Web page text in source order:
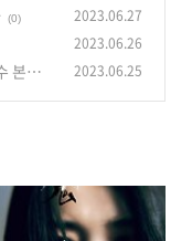
(0) 2023.06.27
2023.06.26
본능 2023.06.25